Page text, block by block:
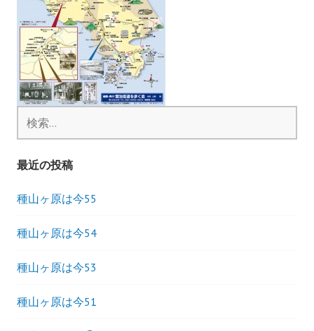
シ
ョ
ン
最近の投稿
種山ヶ原は今55
種山ヶ原は今54
種山ヶ原は今53
種山ヶ原は今51